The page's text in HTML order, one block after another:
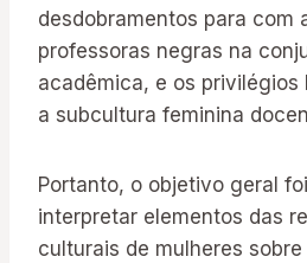
desdobramentos para com
professoras negras na
acadêmica, e os privilégios
a subcultura feminina
Portanto, o objetivo geral
interpretar elementos das
culturais de mulheres